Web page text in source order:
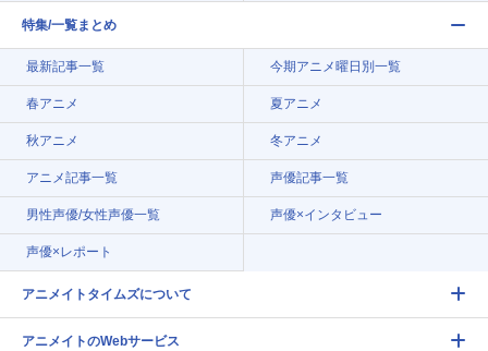
特集/一覧まとめ
最新記事一覧 今期アニメ曜日別一覧
春アニメ 夏アニメ
秋アニメ 冬アニメ
アニメ記事一覧 声優記事一覧
男性声優/女性声優一覧 声優×インタビュー
声優×レポート
アニメイトタイムズについて
アニメイトのWebサービス